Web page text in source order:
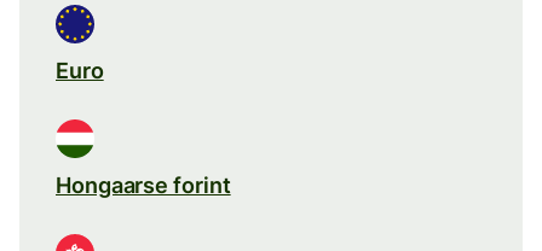
Euro
Hongaarse forint